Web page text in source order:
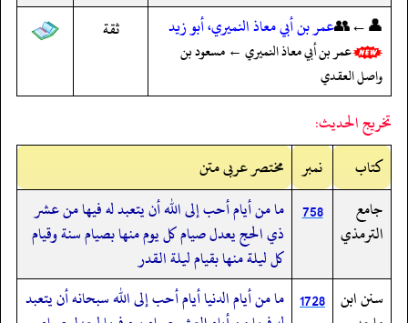
👤←👥عمر بن أبي معاذ النميري، أبو زيد
عمر بن أبي معاذ النميري ← مسعود بن
واصل العقدي
ثقة
تخريج الحديث:
کتاب
نمبر
مختصر عربی متن
جامع
الترمذي
758
ما من أيام أحب إلى الله أن يتعبد له فيها من عشر
ذي الحج يعدل صيام كل يوم منها بصيام سنة وقيام
كل ليلة منها بقيام ليلة القدر
سنن ابن 1728 ما من أيام الدنيا أيام أحب إلى الله سبحانه أن يتعبد